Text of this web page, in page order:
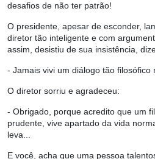
desafios de não ter patrão!
O presidente, apesar de esconder,
diretor tão inteligente e com
assim, desistiu de sua insistência,
- Jamais vivi um diálogo tão filosófico
O diretor sorriu e agradeceu:
- Obrigado, porque acredito que um
prudente, vive apartado da vida
leva...
E você, acha que uma pessoa